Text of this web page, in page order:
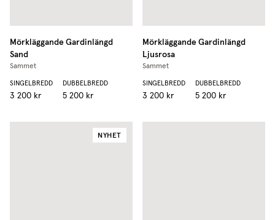
Mörkläggande Gardinlängd
Sand
Sammet
SINGELBREDD
3 200 kr
DUBBELBREDD
5 200 kr
Mörkläggande Gardinlängd
Ljusrosa
Sammet
SINGELBREDD
3 200 kr
DUBBELBREDD
5 200 kr
NYHET